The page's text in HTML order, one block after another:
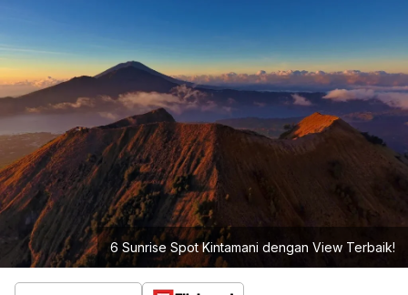
6 Sunrise Spot Kintamani dengan View Terbaik!